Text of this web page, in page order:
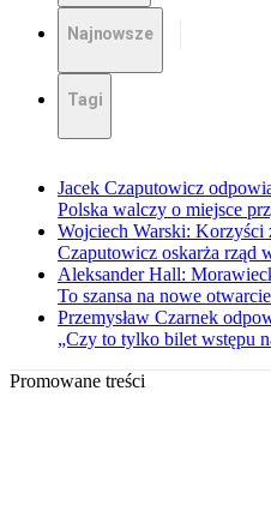
Najnowsze
Tagi
Jacek Czaputowicz
Polska walczy o miejsce
Wojciech Warski: Korzyści
Czaputowicz oskarża rząd
Aleksander Hall:
To szansa na nowe otwarcie
Przemysław Czarnek
„Czy to tylko bilet wstępu
Promowane treści